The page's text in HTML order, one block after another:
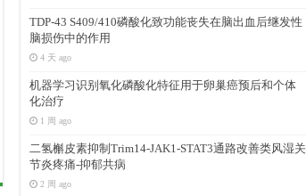
TDP-43 S409/410磷酸化致功能丧失在脑出血后继发性
脑损伤中的作用
4 天 ago
机器学习识别氧化磷酸化特征用于卵巢癌预后和个体
化治疗
1 周 ago
二氢槲皮素抑制Trim14-JAK1-STAT3通路改善类风湿关
节炎疼痛-抑郁共病
2 周 ago